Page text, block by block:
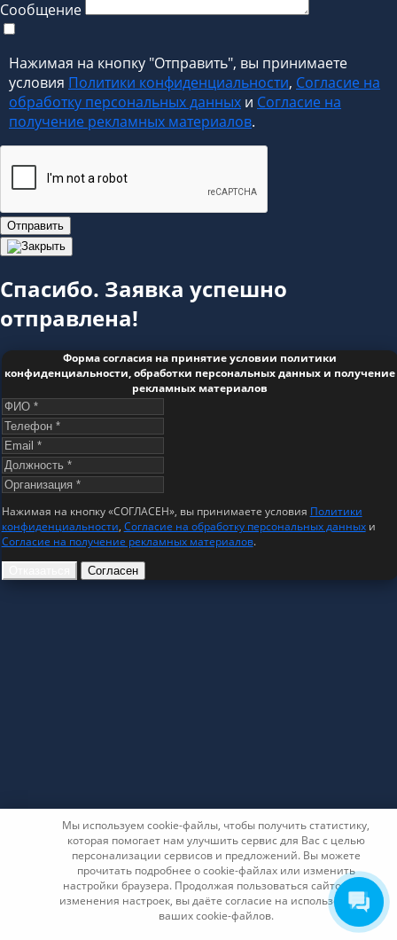
Мы используем cookie-файлы, чтобы получить статистику,
которая помогает нам улучшить сервис для Вас с целью
персонализации сервисов и предложений. Вы можете
прочитать подробнее о cookie-файлах или изменить
настройки браузера. Продолжая пользоваться сайтом без
изменения настроек, вы даёте согласие на использование
ваших cookie-файлов.
Сообщение
Нажимая на кнопку "Отправить", вы принимаете
условия Политики конфиденциальности, Согласие на
обработку персональных данных и Согласие на
получение рекламных материалов.
Отправить
Спасибо. Заявка успешно
отправлена!
Форма согласия на принятие условии политики
конфиденциальности, обработки персональных данных и получение
рекламных материалов
Нажимая на кнопку «СОГЛАСЕН», вы принимаете условия Политики
конфиденциальности, Согласие на обработку персональных данныхи
Согласие на получение рекламных материалов.
Согласен